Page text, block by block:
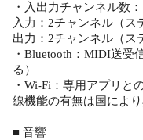
・入出力チャンネル数：
入力：2チャンネル（ス
出力：2チャンネル（ス
・Bluetooth：MIDI送受
る）
・Wi-Fi：専用アプリと
線機能の有無は国によ
■ 音響